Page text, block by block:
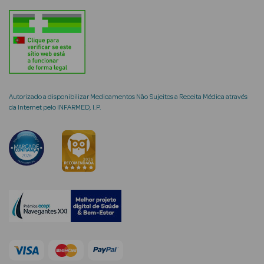
Rosto e
Ver Tudo
Rosto
Hidratantes
Séruns Faciais
Creme de Olhos
envelhecimento
Autorizado a disponibilizar Medicamentos Não Sujeitos a Receita Médica através
da Internet pelo INFARMED, I.P.